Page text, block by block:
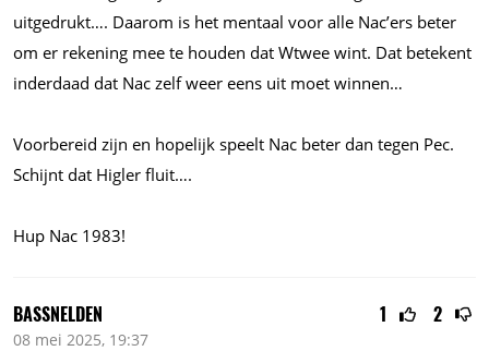
uitgedrukt…. Daarom is het mentaal voor alle Nac’ers beter
om er rekening mee te houden dat Wtwee wint. Dat betekent
inderdaad dat Nac zelf weer eens uit moet winnen…
Voorbereid zijn en hopelijk speelt Nac beter dan tegen Pec.
Schijnt dat Higler fluit….
Hup Nac 1983!
1 2
BASSNELDEN
08 mei 2025, 19:37